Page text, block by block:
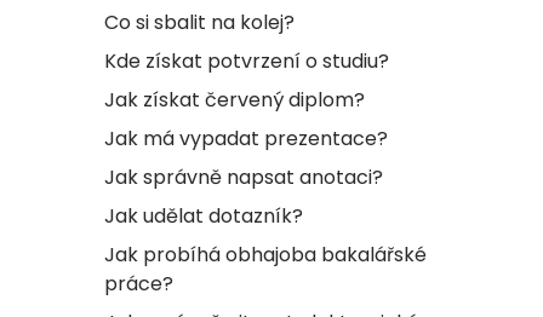
Co si sbalit na kolej?
Kde získat potvrzení o studiu?
Jak získat červený diplom?
Jak má vypadat prezentace?
Jak správně napsat anotaci?
Jak udělat dotazník?
Jak probíhá obhajoba bakalářské
práce?